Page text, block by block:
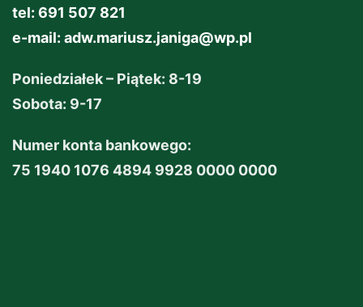
tel: 691 507 821
e-mail: adw.mariusz.janiga@wp.pl
Poniedziałek – Piątek: 8-19
Sobota: 9-17
Numer konta bankowego:
75 1940 1076 4894 9928 0000 0000